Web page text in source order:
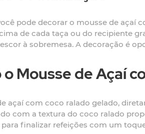
pode decorar o mousse de
de cada taça ou do recipiente
à sobremesa. A decoração é
Mousse de Açaí
açaí com coco ralado gelado,
com a textura do coco ralado
finalizar refeições com um